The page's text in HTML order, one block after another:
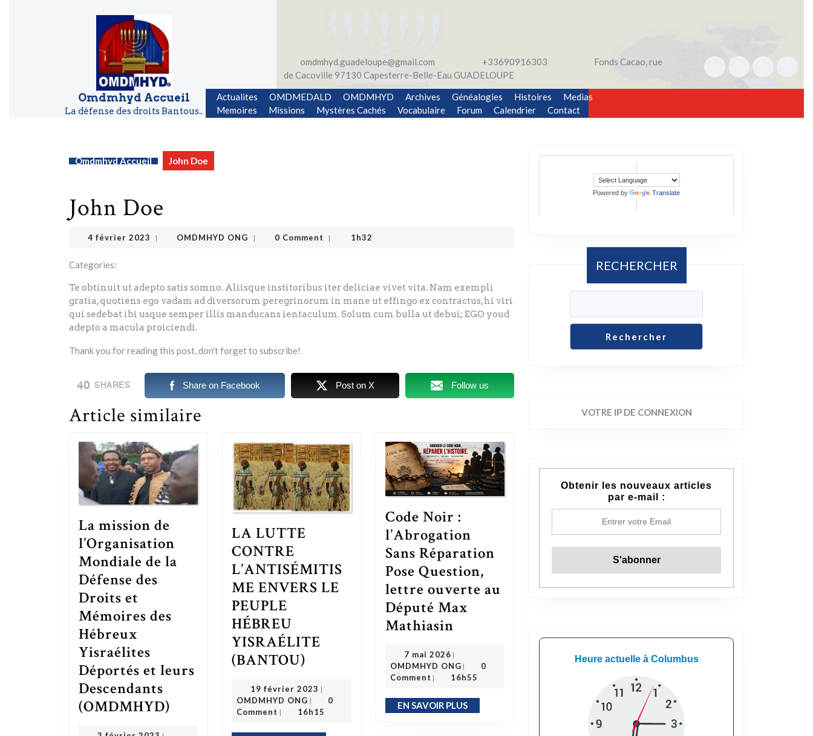
Omdmhyd Accueil
La défense des droits Bantous..
omdmhyd.guadeloupe@gmail.com +33690916303
Fonds Cacao, rue
de Cacoville 97130 Capesterre-Belle-Eau GUADELOUPE
Actualites
OMDMEDALD OMDMHYD Archives Généalogies Histoires
Medias
Memoires
Missions Mystères Cachés Vocabulaire Forum Calendrier Contact
Omdmhyd Accueil John Doe
John Doe
4 février 2023 | OMDMHYD ONG | 0 Comment | 1h32
Categories:
Te obtinuit ut adepto satis somno. Aliisque institoribus iter deliciae vivet vita. Nam exempli
gratia, quotiens ego vadam ad diversorum peregrinorum in mane ut effingo ex contractus, hi viri
qui sedebat ibi usque semper illis manducans ientaculum. Solum cum bulla ut debui; EGO youd
adepto a macula proiciendi.
Thank you for reading this post, don't forget to subscribe!
40 SHARES Share on Facebook Post on X Follow us
Article similaire
La mission de
l’Organisation
Mondiale de la
Défense des
Droits et
Mémoires des
Hébreux
Yisraélites
Déportés et leurs
Descendants
(OMDMHYD) La mission de l’Organisation Mondiale de la Défense des Droits et Mémoires des Hébreux Yisraélites Déportés et leurs Descendants (OMDMHYD)
2 février 2023
LA LUTTE
CONTRE
L’ANTISÉMITIS
ME ENVERS LE
PEUPLE
HÉBREU
YISRAÉLITE
(BANTOU)
19 février 2023 19 février 2023
|
OMDMHYD ONG
OMDMHYD ONG
|
0
Comment | 16h15
Code Noir :
l’Abrogation
Sans Réparation
Pose Question,
lettre ouverte au
Député Max
MathiasinCode Noir : l’Abrogation Sans Réparation Pose Question, lettre ouverte au Député Max Mathiasin
7 mai 2026 7 mai 2026
|
OMDMHYD ONG |
0
Comment | 16h55
EN SAVOIR PLUSEN SAVOIR PLUS
Powered by Translate
RECHERCHER
Rechercher
VOTRE IP DE CONNEXION
Obtenir les nouveaux articles
par e-mail :